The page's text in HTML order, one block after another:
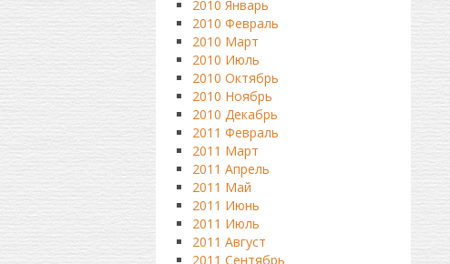
2010 Январь
2010 Февраль
2010 Март
2010 Июль
2010 Октябрь
2010 Ноябрь
2010 Декабрь
2011 Февраль
2011 Март
2011 Апрель
2011 Май
2011 Июнь
2011 Июль
2011 Август
2011 Сентябрь